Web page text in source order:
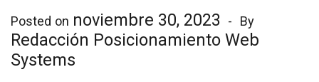
Posted on noviembre 30, 2023 By
Redacción Posicionamiento Web
Systems